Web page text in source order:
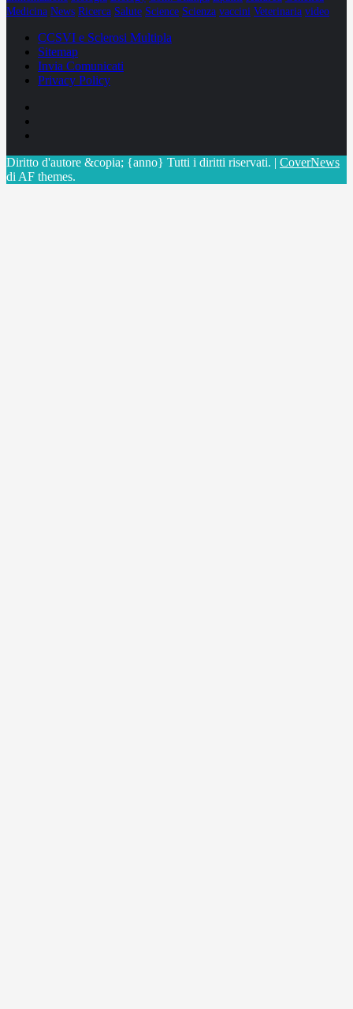
Medicina News Ricerca Salute Science Scienza vaccini Veterinaria video
CCSVI e Sclerosi Multipla
Sitemap
Invia Comunicati
Privacy Policy
Diritto d'autore &copia; {anno} Tutti i diritti riservati. | CoverNews
di AF themes.